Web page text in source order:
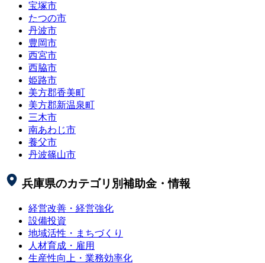
宝塚市
たつの市
丹波市
豊岡市
西宮市
西脇市
姫路市
美方郡香美町
美方郡新温泉町
三木市
南あわじ市
養父市
丹波篠山市
兵庫県のカテゴリ別補助金・情報
経営改善・経営強化
設備投資
地域活性・まちづくり
人材育成・雇用
生産性向上・業務効率化